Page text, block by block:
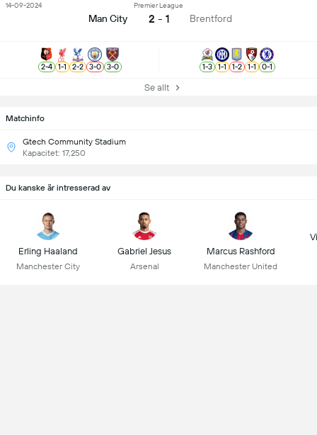
Matchinfo
Gtech Community Stadium
Kapacitet: 17,250
Man City
Premier League
2 - 1 Brentford
14-09-2024
2-4 1-1 2-2 3-0 3-0 1-3 1-1 1-2 1-1 0-1
Se allt
Du kanske är intresserad av
Erling Haaland
Manchester City
Gabriel Jesus
Arsenal
Marcus Rashford
Manchester United